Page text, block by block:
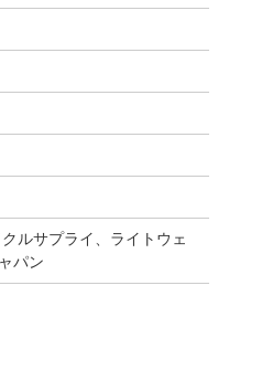
ルサプライ、ライトウェ
パン